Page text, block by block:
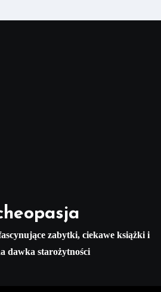
zabytki, ciekawe książki i
dawka starożytności